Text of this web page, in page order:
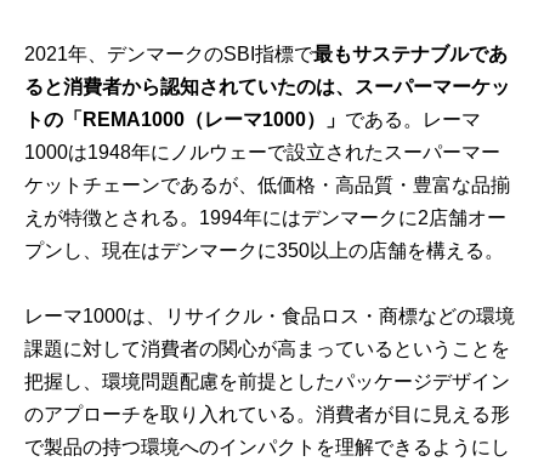
2021年、デンマークのSBI指標で最もサステナブルであ
ると消費者から認知されていたのは、スーパーマーケッ
トの「REMA1000（レーマ1000）」 である。レーマ
1000は1948年にノルウェーで設立されたスーパーマー
ケットチェーンであるが、低価格・高品質・豊富な品揃
えが特徴とされる。1994年にはデンマークに2店舗オー
プンし、現在はデンマークに350以上の店舗を構える。
レーマ1000は、リサイクル・食品ロス・商標などの環境
課題に対して消費者の関心が高まっているということを
把握し、環境問題配慮を前提としたパッケージデザイン
のアプローチを取り入れている。消費者が目に見える形
で製品の持つ環境へのインパクトを理解できるようにし